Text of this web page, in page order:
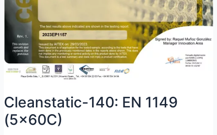
Cleanstatic-140: EN 1149
(5x60C)